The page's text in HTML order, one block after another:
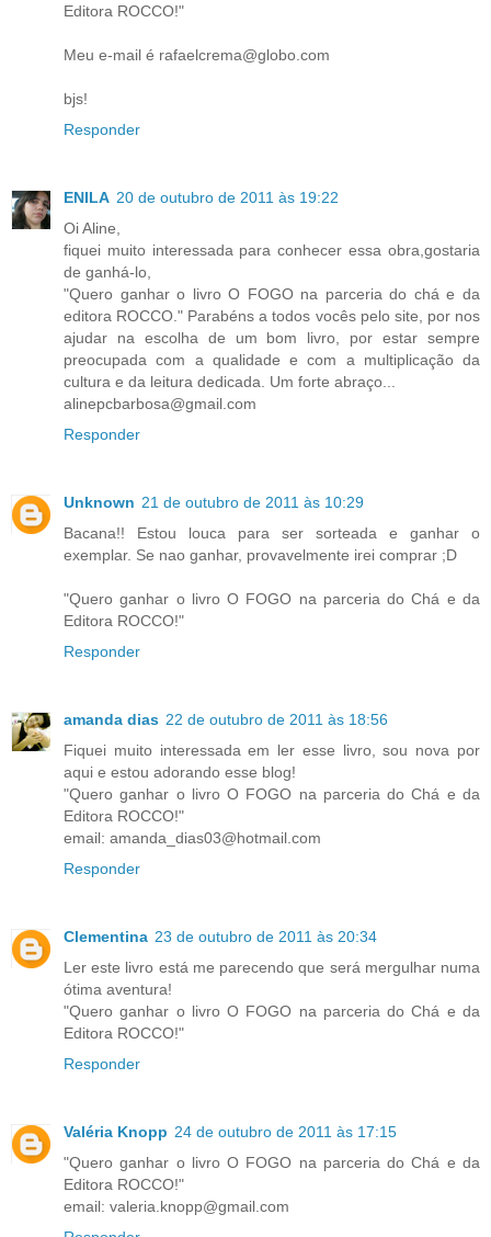
Editora ROCCO!"
Meu e-mail é rafaelcrema@globo.com
bjs!
Responder
ENILA 20 de outubro de 2011 às 19:22
Oi Aline,
fiquei muito interessada para conhecer essa obra,gostaria
de ganhá-lo,
"Quero ganhar o livro O FOGO na parceria do chá e da
editora ROCCO." Parabéns a todos vocês pelo site, por nos
ajudar na escolha de um bom livro, por estar sempre
preocupada com a qualidade e com a multiplicação da
cultura e da leitura dedicada. Um forte abraço...
alinepcbarbosa@gmail.com
Responder
Unknown 21 de outubro de 2011 às 10:29
Bacana!! Estou louca para ser sorteada e ganhar o
exemplar. Se nao ganhar, provavelmente irei comprar ;D
"Quero ganhar o livro O FOGO na parceria do Chá e da
Editora ROCCO!"
Responder
amanda dias 22 de outubro de 2011 às 18:56
Fiquei muito interessada em ler esse livro, sou nova por
aqui e estou adorando esse blog!
"Quero ganhar o livro O FOGO na parceria do Chá e da
Editora ROCCO!"
email: amanda_dias03@hotmail.com
Responder
Clementina 23 de outubro de 2011 às 20:34
Ler este livro está me parecendo que será mergulhar numa
ótima aventura!
"Quero ganhar o livro O FOGO na parceria do Chá e da
Editora ROCCO!"
Responder
Valéria Knopp 24 de outubro de 2011 às 17:15
"Quero ganhar o livro O FOGO na parceria do Chá e da
Editora ROCCO!"
email: valeria.knopp@gmail.com